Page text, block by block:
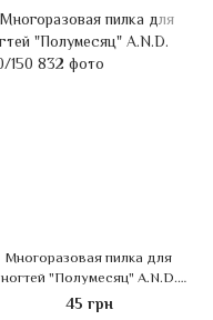
Многоразовая пилка для
ногтей "Полумесяц" A.N.D.
150/150
45 грн